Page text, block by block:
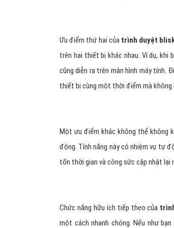
Ưu điểm thứ hai của trình duyệt
trên hai thiết bị khác nhau. Ví dụ,
cũng diễn ra trên màn hình máy tính.
thiết bị cùng một thời điểm mà không
Một ưu điểm khác không thể không
động. Tính năng này có nhiệm vụ tự
tốn thời gian và công sức cập nhật lại
Chức năng hữu ích tiếp theo của
một cách nhanh chóng. Nếu như